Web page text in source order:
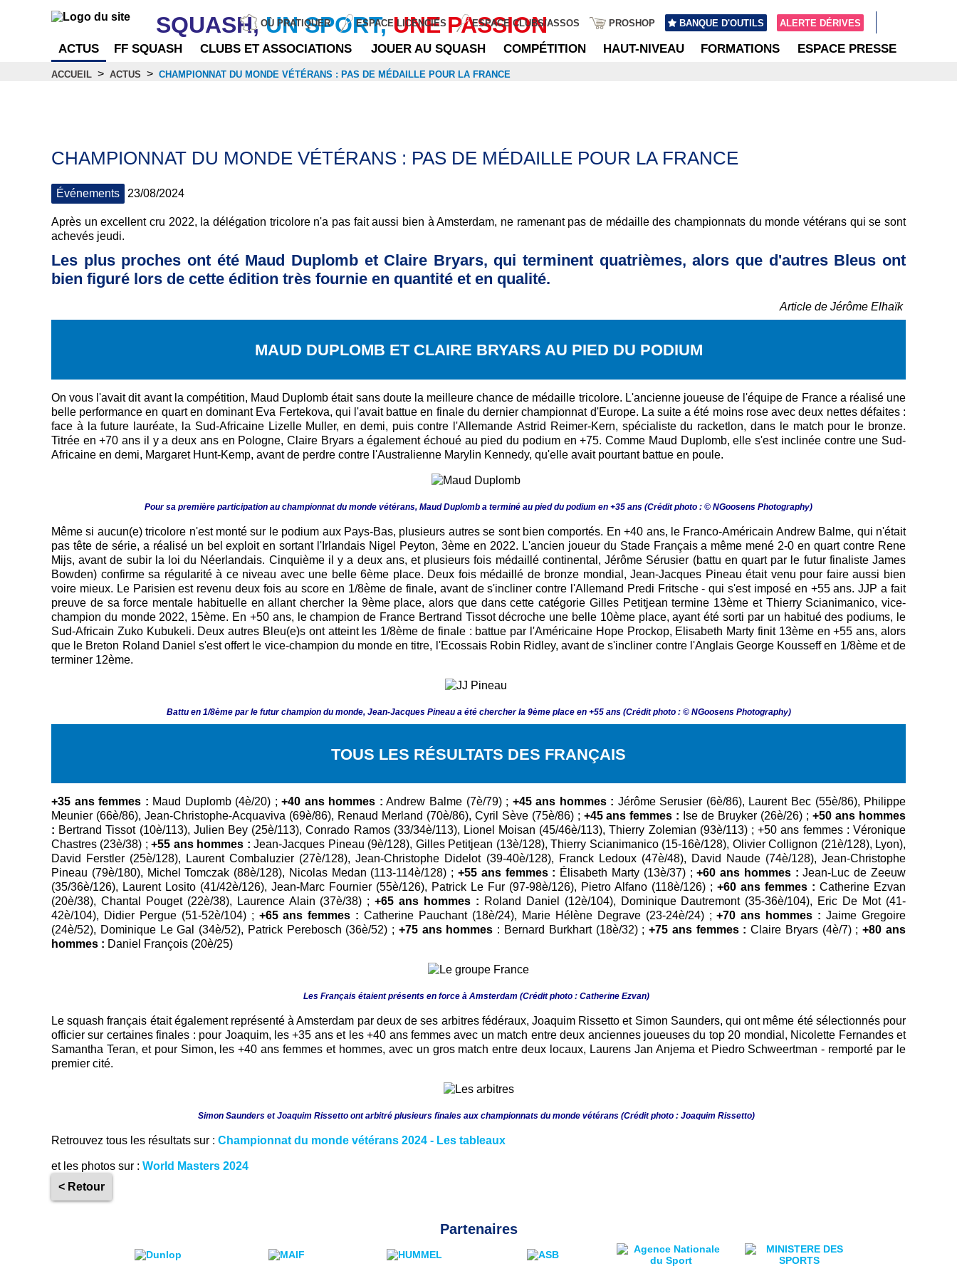
OÙ PRATIQUER ESPACE LICENCIÉS ESPACE CLUBS/ASSOS PROSHOP BANQUE D'OUTILS ALERTE DÉRIVES
SQUASH, UN SPORT, UNE PASSION
ACTUS FF SQUASH CLUBS ET ASSOCIATIONS JOUER AU SQUASH COMPÉTITION HAUT-NIVEAU FORMATIONS ESPACE PRESSE
ACCUEIL > ACTUS > CHAMPIONNAT DU MONDE VÉTÉRANS : PAS DE MÉDAILLE POUR LA FRANCE
CHAMPIONNAT DU MONDE VÉTÉRANS : PAS DE MÉDAILLE POUR LA FRANCE
Événements 23/08/2024
Après un excellent cru 2022, la délégation tricolore n'a pas fait aussi bien à Amsterdam, ne ramenant pas de médaille des championnats du monde vétérans qui se sont
achevés jeudi.
Les plus proches ont été Maud Duplomb et Claire Bryars, qui terminent quatrièmes, alors que d'autres Bleus ont
bien figuré lors de cette édition très fournie en quantité et en qualité.
Article de Jérôme Elhaïk
MAUD DUPLOMB ET CLAIRE BRYARS AU PIED DU PODIUM
On vous l'avait dit avant la compétition, Maud Duplomb était sans doute la meilleure chance de médaille tricolore. L'ancienne joueuse de l'équipe de France a réalisé une
belle performance en quart en dominant Eva Fertekova, qui l'avait battue en finale du dernier championnat d'Europe. La suite a été moins rose avec deux nettes défaites :
face à la future lauréate, la Sud-Africaine Lizelle Muller, en demi, puis contre l'Allemande Astrid Reimer-Kern, spécialiste du racketlon, dans le match pour le bronze.
Titrée en +70 ans il y a deux ans en Pologne, Claire Bryars a également échoué au pied du podium en +75. Comme Maud Duplomb, elle s'est inclinée contre une Sud-
Africaine en demi, Margaret Hunt-Kemp, avant de perdre contre l'Australienne Marylin Kennedy, qu'elle avait pourtant battue en poule.
Pour sa première participation au championnat du monde vétérans, Maud Duplomb a terminé au pied du podium en +35 ans (Crédit photo : © NGoosens Photography)
Même si aucun(e) tricolore n'est monté sur le podium aux Pays-Bas, plusieurs autres se sont bien comportés. En +40 ans, le Franco-Américain Andrew Balme, qui n'était
pas tête de série, a réalisé un bel exploit en sortant l'Irlandais Nigel Peyton, 3ème en 2022. L'ancien joueur du Stade Français a même mené 2-0 en quart contre Rene
Mijs, avant de subir la loi du Néerlandais. Cinquième il y a deux ans, et plusieurs fois médaillé continental, Jérôme Sérusier (battu en quart par le futur finaliste James
Bowden) confirme sa régularité à ce niveau avec une belle 6ème place. Deux fois médaillé de bronze mondial, Jean-Jacques Pineau était venu pour faire aussi bien
voire mieux. Le Parisien est revenu deux fois au score en 1/8ème de finale, avant de s'incliner contre l'Allemand Predi Fritsche - qui s'est imposé en +55 ans. JJP a fait
preuve de sa force mentale habituelle en allant chercher la 9ème place, alors que dans cette catégorie Gilles Petitjean termine 13ème et Thierry Scianimanico, vice-
champion du monde 2022, 15ème. En +50 ans, le champion de France Bertrand Tissot décroche une belle 10ème place, ayant été sorti par un habitué des podiums, le
Sud-Africain Zuko Kubukeli. Deux autres Bleu(e)s ont atteint les 1/8ème de finale : battue par l'Américaine Hope Prockop, Elisabeth Marty finit 13ème en +55 ans, alors
que le Breton Roland Daniel s'est offert le vice-champion du monde en titre, l'Ecossais Robin Ridley, avant de s'incliner contre l'Anglais George Kousseff en 1/8ème et de
terminer 12ème.
Battu en 1/8ème par le futur champion du monde, Jean-Jacques Pineau a été chercher la 9ème place en +55 ans (Crédit photo : © NGoosens Photography)
TOUS LES RÉSULTATS DES FRANÇAIS
+35 ans femmes : Maud Duplomb (4è/20) ;+40 ans hommes : Andrew Balme (7è/79) ; +45 ans hommes : Jérôme Serusier (6è/86), Laurent Bec (55è/86), Philippe
Meunier (66è/86), Jean-Christophe-Acquaviva (69è/86), Renaud Merland (70è/86), Cyril Sève (75è/86) ; +45 ans femmes : Ise de Bruyker (26è/26) ;+50 ans hommes
: Bertrand Tissot (10è/113), Julien Bey (25è/113), Conrado Ramos (33/34è/113), Lionel Moisan (45/46è/113), Thierry Zolemian (93è/113) ; +50 ans femmes : Véronique
Chastres (23è/38) ; +55 ans hommes : Jean-Jacques Pineau (9è/128), Gilles Petitjean (13è/128), Thierry Scianimanico (15-16è/128), Olivier Collignon (21è/128), Lyon),
David Ferstler (25è/128), Laurent Combaluzier (27è/128), Jean-Christophe Didelot (39-40è/128), Franck Ledoux (47è/48), David Naude (74è/128), Jean-Christophe
Pineau (79è/180), Michel Tomczak (88è/128), Nicolas Medan (113-114è/128) ; +55 ans femmes : Élisabeth Marty (13è/37) ;+60 ans hommes : Jean-Luc de Zeeuw
(35/36è/126), Laurent Losito (41/42è/126), Jean-Marc Fournier (55è/126), Patrick Le Fur (97-98è/126), Pietro Alfano (118è/126) ; +60 ans femmes : Catherine Ezvan
(20è/38), Chantal Pouget (22è/38), Laurence Alain (37è/38) ;+65 ans hommes : Roland Daniel (12è/104), Dominique Dautremont (35-36è/104), Eric De Mot (41-
42è/104), Didier Pergue (51-52è/104) ; +65 ans femmes : Catherine Pauchant (18è/24), Marie Hélène Degrave (23-24è/24) ;+70 ans hommes : Jaime Gregoire
(24è/52), Dominique Le Gal (34è/52), Patrick Perebosch (36è/52) ; +75 ans hommes : Bernard Burkhart (18è/32) ; +75 ans femmes : Claire Bryars (4è/7) ;+80 ans
hommes : Daniel François (20è/25)
Les Français étaient présents en force à Amsterdam (Crédit photo : Catherine Ezvan)
Le squash français était également représenté à Amsterdam par deux de ses arbitres fédéraux, Joaquim Rissetto et Simon Saunders, qui ont même été sélectionnés pour
officier sur certaines finales : pour Joaquim, les +35 ans et les +40 ans femmes avec un match entre deux anciennes joueuses du top 20 mondial, Nicolette Fernandes et
Samantha Teran, et pour Simon, les +40 ans femmes et hommes, avec un gros match entre deux locaux, Laurens Jan Anjema et Piedro Schweertman - remporté par le
premier cité.
Simon Saunders et Joaquim Rissetto ont arbitré plusieurs finales aux championnats du monde vétérans (Crédit photo : Joaquim Rissetto)
Retrouvez tous les résultats sur : Championnat du monde vétérans 2024 - Les tableaux
et les photos sur : World Masters 2024
< Retour
Partenaires